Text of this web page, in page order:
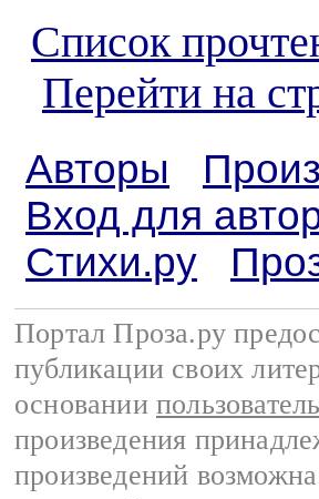
Список
Перейти на
Авторы
Вход для
Стихи.ру
Портал Проза.ру
публикации своих
основании
произведения
произведений